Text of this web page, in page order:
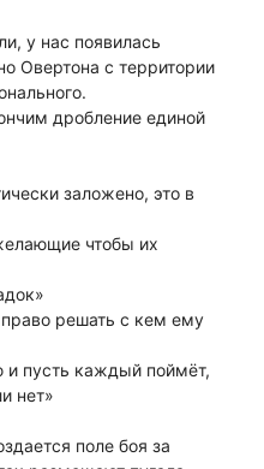
у нас появилась
Овертона с территории
дробление единой
заложено, это в
чтобы их
решать с кем ему
пусть каждый поймёт,
нет»
поле боя за